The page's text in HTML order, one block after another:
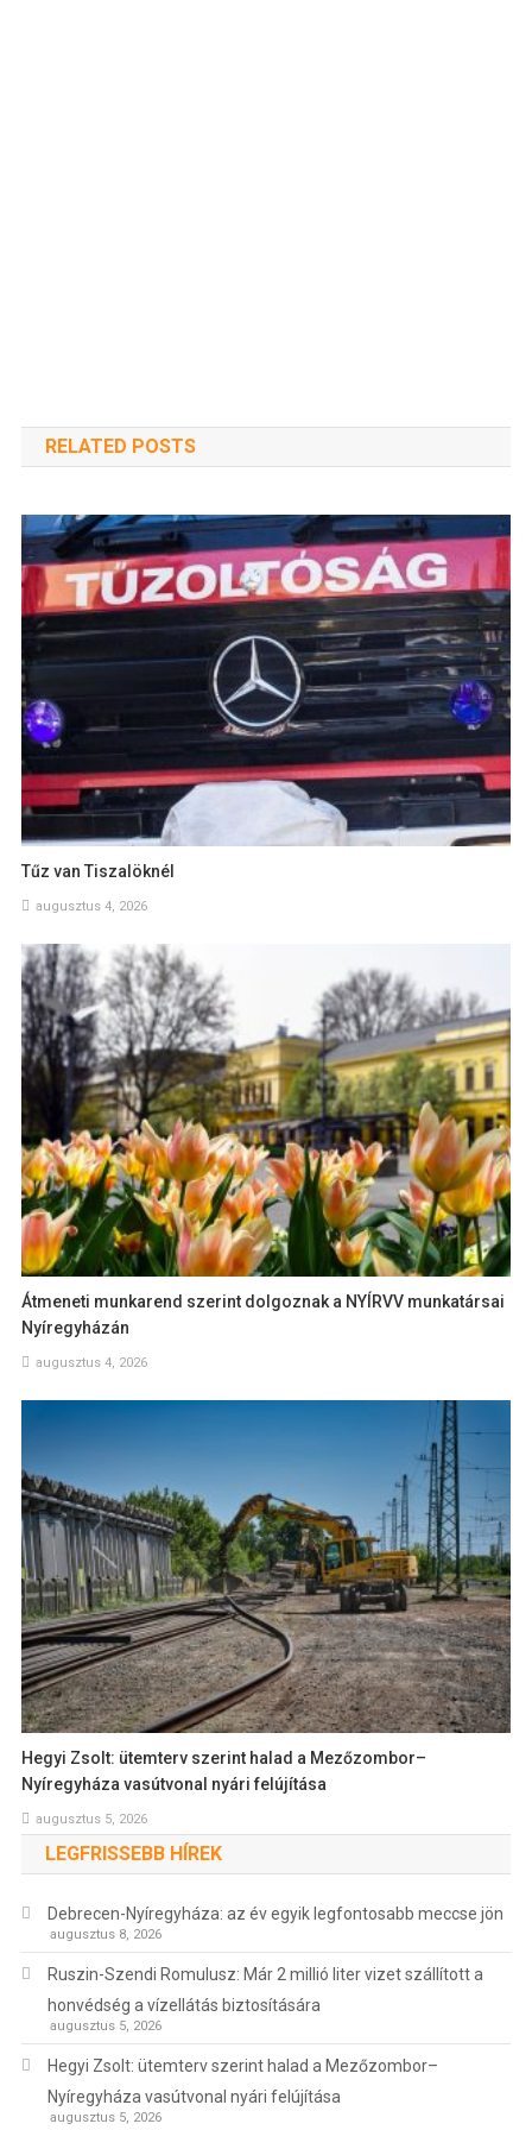
RELATED POSTS
Tűz van Tiszalöknél
augusztus 4, 2026
Átmeneti munkarend szerint dolgoznak a NYÍRVV munkatársai
Nyíregyházán
augusztus 4, 2026
Hegyi Zsolt: ütemterv szerint halad a Mezőzombor–
Nyíregyháza vasútvonal nyári felújítása
augusztus 5, 2026
LEGFRISSEBB HÍREK
Debrecen-Nyíregyháza: az év egyik legfontosabb meccse jön
augusztus 8, 2026
Ruszin-Szendi Romulusz: Már 2 millió liter vizet szállított a
honvédség a vízellátás biztosítására
augusztus 5, 2026
Hegyi Zsolt: ütemterv szerint halad a Mezőzombor–
Nyíregyháza vasútvonal nyári felújítása
augusztus 5, 2026